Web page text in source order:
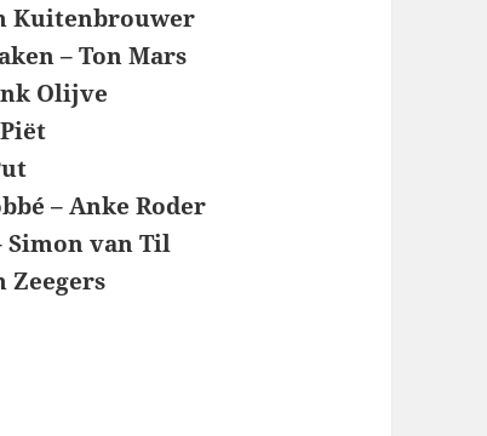
Kuitenbrouwer
– Ton Mars
Olijve
– Anke Roder
Simon van Til
Zeegers